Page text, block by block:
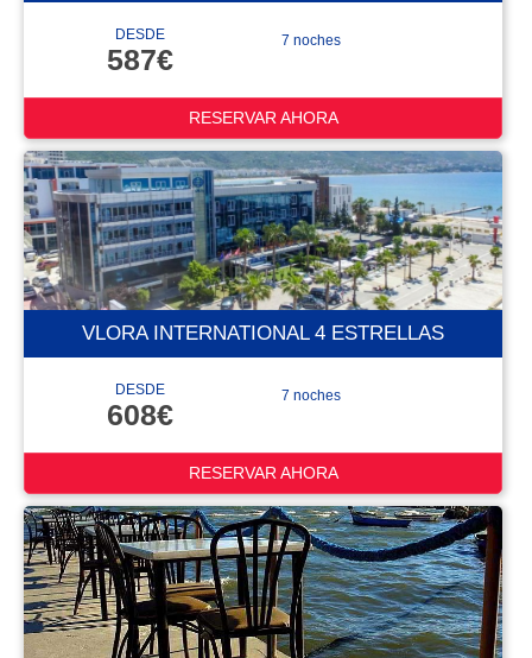
DESDE
587€
7 noches
RESERVAR AHORA
VLORA INTERNATIONAL 4 ESTRELLAS
DESDE
608€
7 noches
RESERVAR AHORA